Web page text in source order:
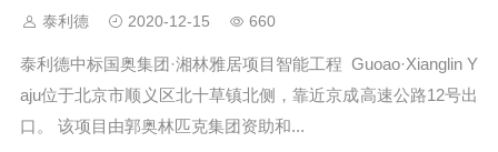
泰利德 2020-12-15 660
泰利德中标国奥集团·湘林雅居项目智能工程 Guoao·Xianglin Y
aju位于北京市顺义区北十草镇北侧，靠近京成高速公路12号出
口。 该项目由郭奥林匹克集团资助和...